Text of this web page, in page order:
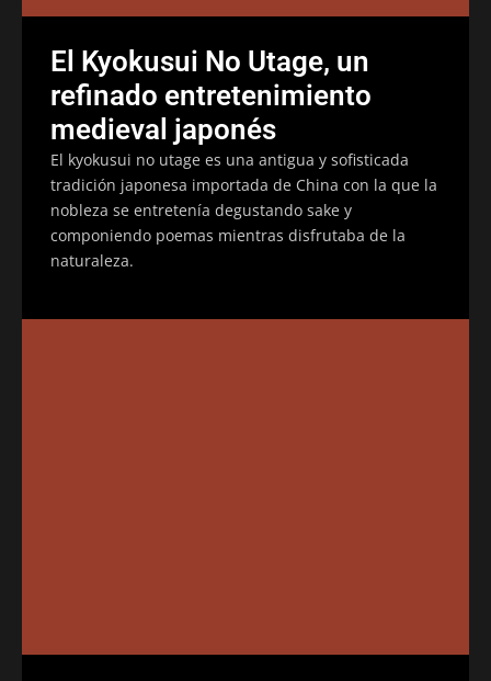
El Kyokusui No Utage, un
refinado entretenimiento
medieval japonés
El kyokusui no utage es una antigua y sofisticada
tradición japonesa importada de China con la que la
nobleza se entretenía degustando sake y
componiendo poemas mientras disfrutaba de la
naturaleza.